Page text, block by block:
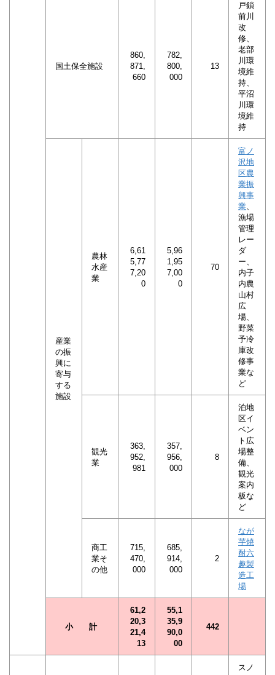
国土保全施設
860,
871,
660
782,
800,
000
13
戸鎖
前川
改
修、
老部
川環
境維
持、
平沼
川環
境維
持
産業
の振
興に
寄与
する
施設
農林
水産
業
6,61
5,77
7,20
0
5,96
1,95
7,00
0
70
富ノ
沢地
区農
業振
興事
業、
漁場
管理
レー
ダ
ー、
内子
内農
山村
広
場、
野菜
予冷
庫改
修事
業な
ど
観光
業
363,
952,
981
357,
956,
000
8
泊地
区イ
ベン
ト広
場整
備、
観光
案内
板な
ど
商工
業そ
の他
715,
470,
000
685,
914,
000
2
なが
芋焼
酎六
趣製
造工
場
小 計
61,2
20,3
21,4
13
55,1
35,9
90,0
00
442
スノ